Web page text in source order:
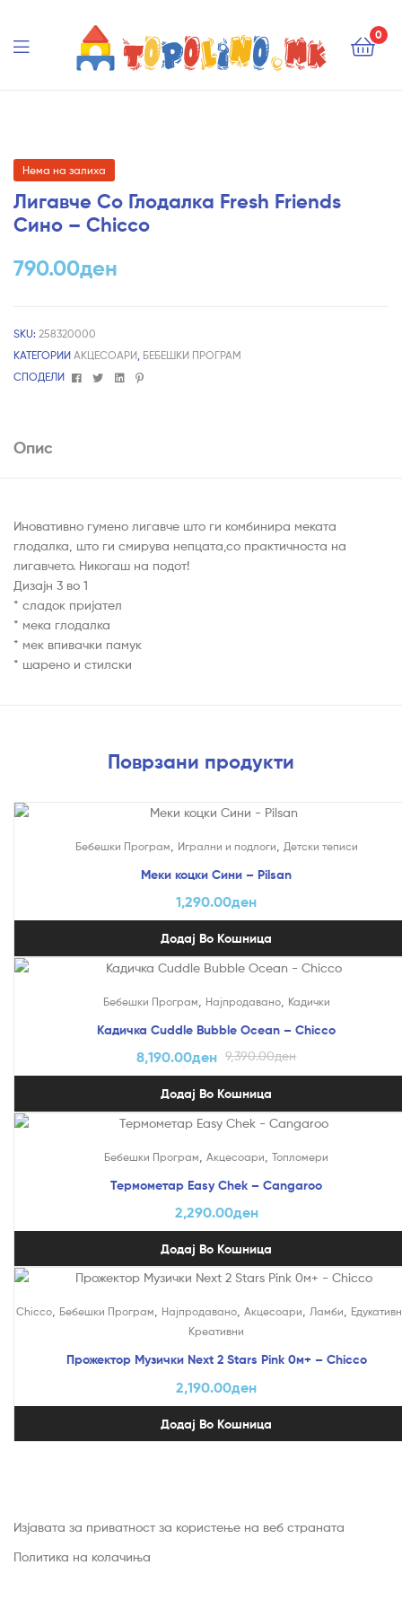
0
Нема на залиха
Лигавче Со Глодалка Fresh Friends
Сино – Chicco
790.00ден
SKU: 258320000
КАТЕГОРИИ АКЦЕСОАРИ БЕБЕШКИ ПРОГРАМ
СПОДЕЛИ
FacebookTwitterLinkedin
Pinterest
Опис
Иновативно гумено лигавче што ги комбинира меката
глодалка, што ги смирува непцата,со практичноста на
лигавчето. Никогаш на подот!
Дизајн 3 во 1
* сладок пријател
* мека глодалка
* мек впивачки памук
* шарено и стилски
Поврзани продукти
Бебешки Програм Игрални и подлоги Детски теписи
Меки коцки Сини – Pilsan
1,290.00ден
Додај Во Кошница
Бебешки Програм Најпродавано, Кадички
Кадичка Cuddle Bubble Ocean – Chicco
9,390.00ден
8,190.00ден
Додај Во Кошница
Бебешки Програм Акцесоари Топломери
Термометар Easy Chek – Cangaroo
2,290.00ден
Додај Во Кошница
Chicco, Бебешки Програм, Најпродавано, Акцесоари, Ламби,
Креативни
Прожектор Музички Next 2 Stars Pink 0м+ – Chicco
2,190.00ден
Додај Во Кошница
Изјавата за приватност за користење на веб страната
Политика на колачиња